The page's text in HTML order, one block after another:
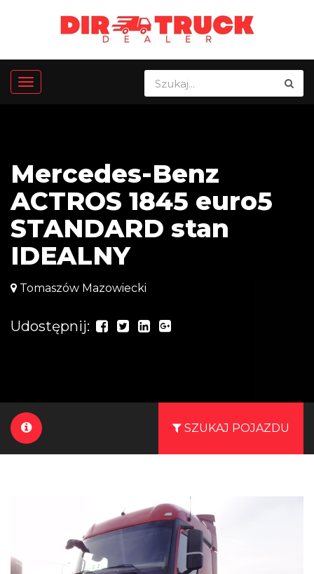
Mercedes-Benz
ACTROS 1845 euro5
STANDARD stan
IDEALNY
Tomaszów Mazowiecki
Udostępnij:
SZUKAJ POJAZDU